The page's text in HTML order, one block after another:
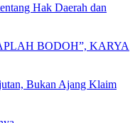
Hak Daerah dan
BODOH”, KARYA
Bukan Ajang Klaim